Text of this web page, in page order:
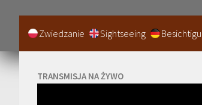
Zwiedzanie Sightseeing
TRANSMISJA NA ŻYWO